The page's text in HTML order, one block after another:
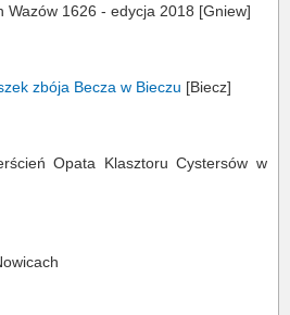
Wazów 1626 - edycja 2018 [Gniew]
zbója Becza w Bieczu [Biecz]
Opata Klasztoru Cystersów w